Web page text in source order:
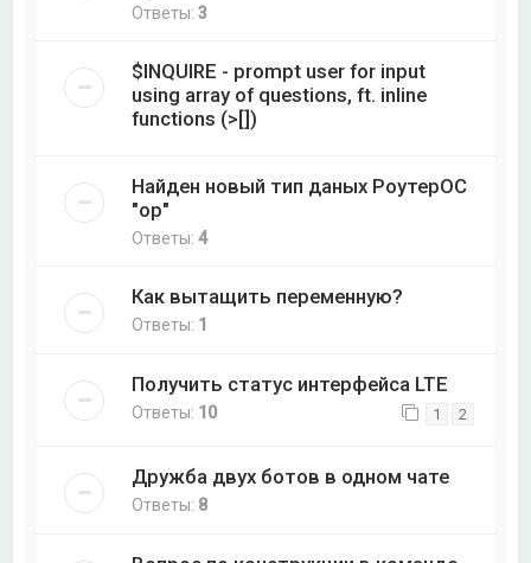
Ответы:3
$INQUIRE - prompt user for input
using array of questions, ft. inline
functions (>[])
Найден новый тип даных РоутерОС
"op"
Ответы:4
Как вытащить переменную?
Ответы: 1
Получить статус интерфейса LTE
Ответы: 10 1 2
Дружба двух ботов в одном чате
Ответы: 8